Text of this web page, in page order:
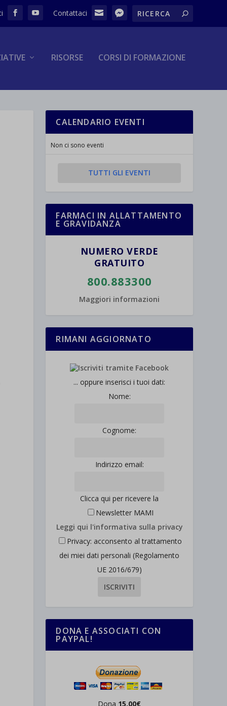
RISORSE CORSI DI FORMAZIONE
CALENDARIO EVENTI
Non ci sono eventi
TUTTI GLI EVENTI
FARMACI IN ALLATTAMENTO
E GRAVIDANZA
NUMERO VERDE
GRATUITO
800.883300
Maggiori informazioni
RIMANI AGGIORNATO
... oppure inserisci i tuoi dati:
Nome:
Cognome:
Indirizzo email:
Clicca qui per ricevere la
Newsletter MAMI
Leggi qui l'informativa sulla privacy
Privacy: acconsento al trattamento
dei miei dati personali (Regolamento
UE 2016/679)
DONA E ASSOCIATI CON
PAYPAL!
Dona 15,00€